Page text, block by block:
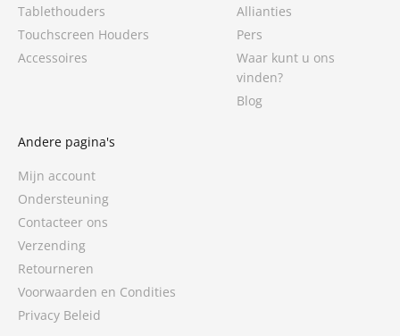
Tablethouders
Touchscreen Houders
Accessoires
Allianties
Pers
Waar kunt u ons
vinden?
Blog
Andere pagina's
Mijn account
Ondersteuning
Contacteer ons
Verzending
Retourneren
Voorwaarden en Condities
Privacy Beleid